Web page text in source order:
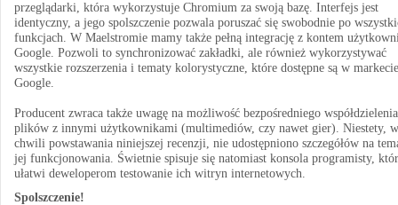
przeglądarki, która wykorzystuje Chromium za swoją bazę. Interfejs jest
identyczny, a jego spolszczenie pozwala poruszać się swobodnie po
funkcjach. W Maelstromie mamy także pełną integrację z kontem
Google. Pozwoli to synchronizować zakładki, ale również wykorzystywać
wszystkie rozszerzenia i tematy kolorystyczne, które dostępne są w markecie
Google.
Producent zwraca także uwagę na możliwość bezpośredniego współdzielenia
plików z innymi użytkownikami (multimediów, czy nawet gier). Niestety, w
chwili powstawania niniejszej recenzji, nie udostępniono szczegółów na
jej funkcjonowania. Świetnie spisuje się natomiast konsola programisty,
ułatwi deweloperom testowanie ich witryn internetowych.
Spolszczenie!